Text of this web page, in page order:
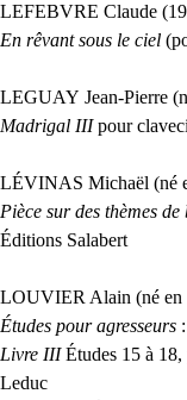
LEFEBVRE Claude
En rêvant sous le ciel
LEGUAY Jean-Pierre
Madrigal IIIpour
LÉVINAS Michaël (né
Pièce sur des thèmes
Éditions Salabert
LOUVIER Alain (né en
Études pour agresseurs :
Livre IIIÉtudes 15 à 18,
Leduc